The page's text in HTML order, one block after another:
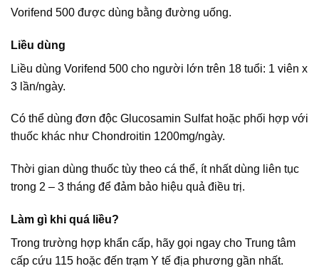
Vorifend 500 được dùng bằng đường uống.
Liều dùng
Liều dùng Vorifend 500 cho người lớn trên 18 tuổi: 1 viên x
3 lần/ngày.
Có thể dùng đơn độc Glucosamin Sulfat hoặc phối hợp với
thuốc khác như Chondroitin 1200mg/ngày.
Thời gian dùng thuốc tùy theo cá thể, ít nhất dùng liên tục
trong 2 – 3 tháng để đảm bảo hiệu quả điều trị.
Làm gì khi quá liều?
Trong trường hợp khẩn cấp, hãy gọi ngay cho Trung tâm
cấp cứu 115 hoặc đến trạm Y tế địa phương gần nhất.